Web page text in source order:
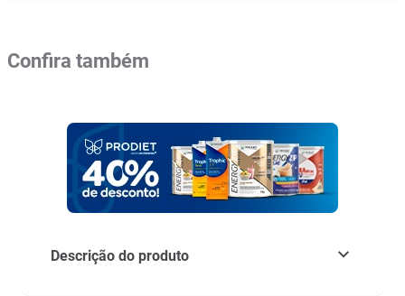
Confira também
Descrição do produto